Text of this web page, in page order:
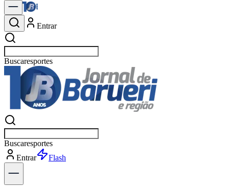
Entrar
Buscarpolítica
Buscarpolítica
Entrar
Explorar